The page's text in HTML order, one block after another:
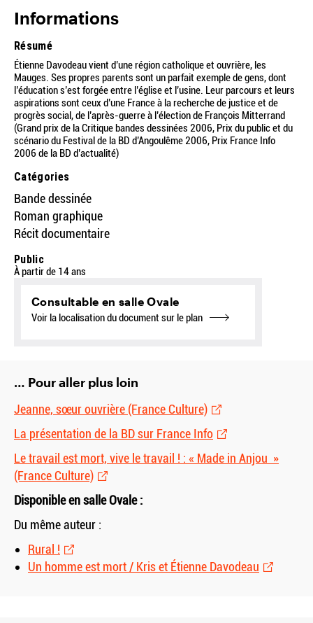
Informations
Résumé
Étienne Davodeau vient d’une région catholique et ouvrière, les
Mauges. Ses propres parents sont un parfait exemple de gens, dont
l’éducation s’est forgée entre l’église et l’usine. Leur parcours et leurs
aspirations sont ceux d’une France à la recherche de justice et de
progrès social, de l’après-guerre à l’élection de François Mitterrand
(Grand prix de la Critique bandes dessinées 2006, Prix du public et du
scénario du Festival de la BD d’Angoulême 2006, Prix France Info
2006 de la BD d’actualité)
Catégories
Bande dessinée
Roman graphique
Récit documentaire
Public
À partir de 14 ans
Consultable en salle Ovale
Voir la localisation du document sur le plan
… Pour aller plus loin
Jeanne, sœur ouvrière (France Culture)
La présentation de la BD sur France Info
Le travail est mort, vive le travail ! : « Made in Anjou »
(France Culture)
Disponible en salle Ovale :
Du même auteur :
Rural !
Un homme est mort / Kris et Étienne Davodeau